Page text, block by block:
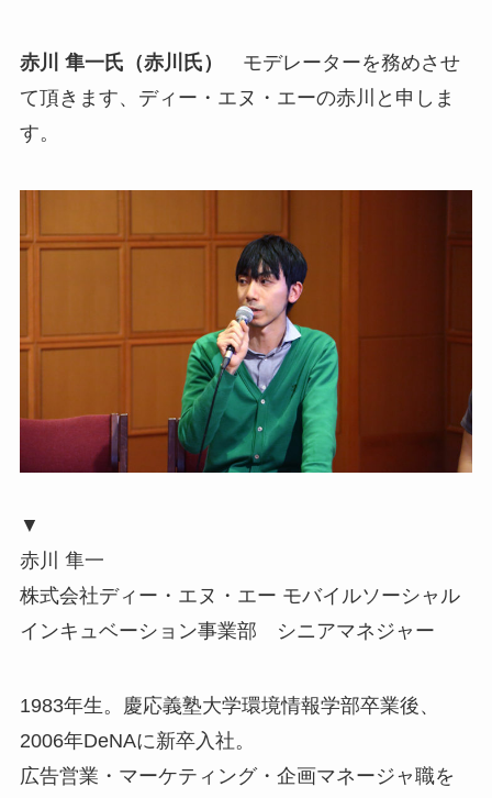
赤川 隼一氏（赤川氏）
モデレーターを務めさせ
て頂きます、ディー・エヌ・エーの赤川と申しま
す。
▼
赤川 隼一
株式会社ディー・エヌ・エー モバイルソーシャル
インキュベーション事業部 シニアマネジャー
1983年生。慶応義塾大学環境情報学部卒業後、
2006年DeNAに新卒入社。
広告営業・マーケティング・企画マネージャ職を